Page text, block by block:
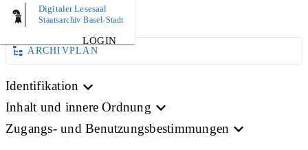
Digitaler Lesesaal
Staatsarchiv Basel-Stadt
LOGIN
BILD
ARCHIVPLAN
Identifikation
Inhalt und innere Ordnung
Zugangs- und Benutzungsbestimmungen